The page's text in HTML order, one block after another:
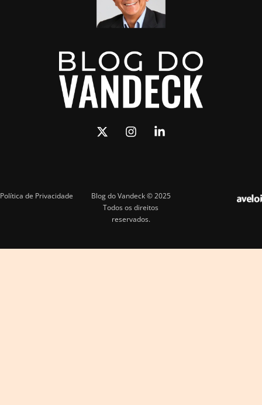
Política de Privacidade
Blog do Vandeck © 2025
Todos os direitos
reservados.